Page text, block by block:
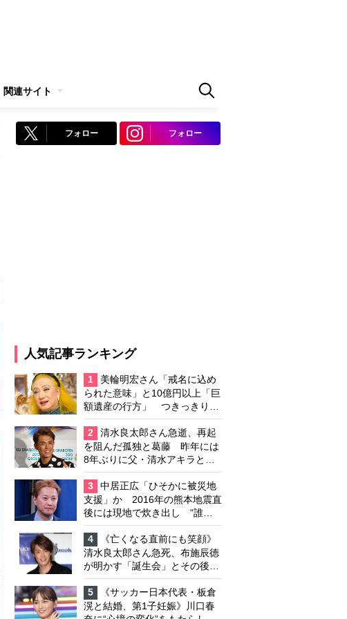
関連サイト
フォロー フォロー
人気記事ランキング
1
美輪明宏さん「戒名に込め
られた意味」と10億円以上「巨
額遺産の行方」 つきっきりで
私生活をサポートしていた元俳
優が相続か
2
清水良太郎さん急逝、再起
を阻んだ孤独と葛藤 昨年には
8年ぶりに父・清水アキラと共
演、本格的な活動再開に向かっ
ていたが…周囲が懸念していた
「不安定なところ」
3
中居正広「ひそかに被災地
支援」か 2016年の熊本地震直
後には現地で炊き出し “誰に
も知られなくて良い”と、むし
ろ強まる福祉活動への思い
4
《亡くなる直前にも笑顔》
清水良太郎さん急死、布施辰徳
が明かす「誕生会」とその後の
メッセージ
5
《サッカー日本代表・板倉
滉と結婚、第1子妊娠》川口春